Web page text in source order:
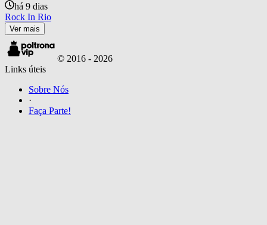
há 9 dias
Rock In Rio
Ver mais
© 2016 - 2026
Links úteis
Sobre Nós
·
Faça Parte!